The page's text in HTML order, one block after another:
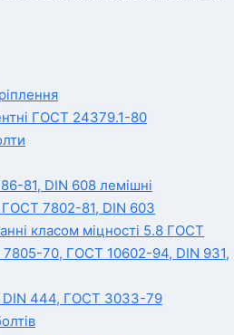
ГОСТ 24379.1-80
81, DIN 608 лемішні
7802-81, DIN 603
класом міцності 5.8 ГОСТ
70, ГОСТ 10602-94, DIN 931,
DIN 444, ГОСТ 3033-79